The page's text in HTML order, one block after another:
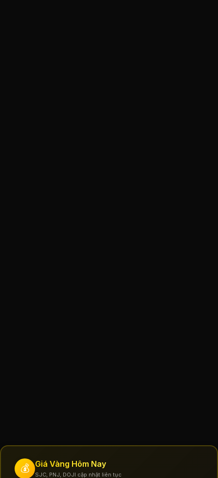
💰 Giá Vàng Hôm Nay
SJC, PNJ, DOJI cập nhật liên tục